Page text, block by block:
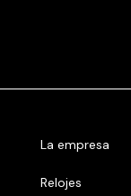
La empresa
Relojes